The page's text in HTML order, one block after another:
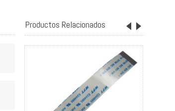
Productos Relacionados